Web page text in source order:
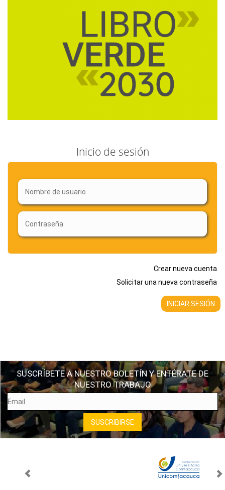
Inicio de sesión
Crear nueva cuenta
Solicitar una nueva contraseña
SUSCRÍBETE A NUESTRO BOLETÍN Y ENTÉRATE DE
NUESTRO TRABAJO